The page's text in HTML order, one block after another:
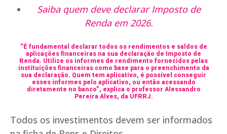
Saiba quem deve declarar Imposto de
Renda em 2026.
“É fundamental declarar todos os rendimentos e saldos de
aplicações financeiras na sua declaração de Imposto de
Renda. Utilize os informes de rendimento fornecidos pelas
instituições financeiras como base para o preenchimento da
sua declaração. Quem tem aplicativo, é possível conseguir
esses informes pelo aplicativo, ou então acessando
diretamente no banco”, explica o professor Alessandro
Pereira Alves, da UFRRJ.
Todos os investimentos devem ser informados